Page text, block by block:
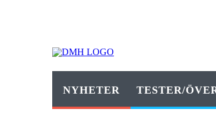
NYHETER TESTER/